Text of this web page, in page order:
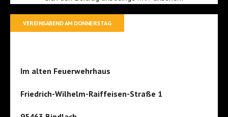
VEREINSABEND AM DONNERSTAG
Im alten Feuerwehrhaus
Friedrich-Wilhelm-Raiffeisen-Straße 1